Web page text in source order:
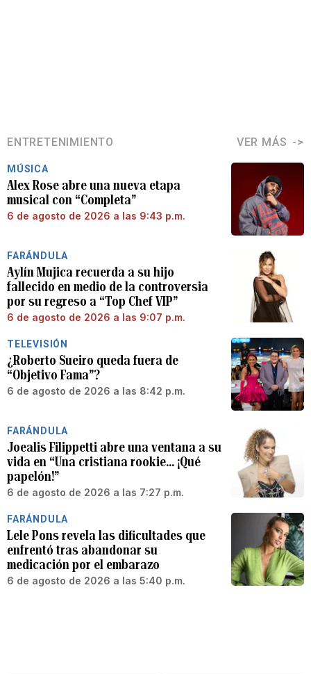
ENTRETENIMIENTO VER MÁS
MÚSICA
Alex Rose abre una nueva etapa
musical con “Completa”
6 de agosto de 2026 a las 9:43 p.m.
FARÁNDULA
Aylín Mujica recuerda a su hijo
fallecido en medio de la controversia
por su regreso a “Top Chef VIP”
6 de agosto de 2026 a las 9:07 p.m.
TELEVISIÓN
¿Roberto Sueiro queda fuera de
“Objetivo Fama”?
6 de agosto de 2026 a las 8:42 p.m.
FARÁNDULA
Joealis Filippetti abre una ventana a su
vida en “Una cristiana rookie… ¡Qué
papelón!”
6 de agosto de 2026 a las 7:27 p.m.
FARÁNDULA
Lele Pons revela las dificultades que
enfrentó tras abandonar su
medicación por el embarazo
6 de agosto de 2026 a las 5:40 p.m.